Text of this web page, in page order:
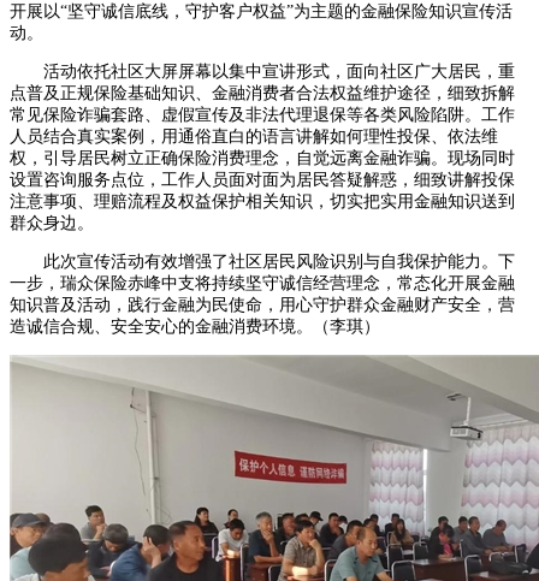
开展以“坚守诚信底线，守护客户权益”为主题的金融保险知识宣传活
动。
活动依托社区大屏屏幕以集中宣讲形式，面向社区广大居民，重
点普及正规保险基础知识、金融消费者合法权益维护途径，细致拆解
常见保险诈骗套路、虚假宣传及非法代理退保等各类风险陷阱。工作
人员结合真实案例，用通俗直白的语言讲解如何理性投保、依法维
权，引导居民树立正确保险消费理念，自觉远离金融诈骗。现场同时
设置咨询服务点位，工作人员面对面为居民答疑解惑，细致讲解投保
注意事项、理赔流程及权益保护相关知识，切实把实用金融知识送到
群众身边。
此次宣传活动有效增强了社区居民风险识别与自我保护能力。下
一步，瑞众保险赤峰中支将持续坚守诚信经营理念，常态化开展金融
知识普及活动，践行金融为民使命，用心守护群众金融财产安全，营
造诚信合规、安全安心的金融消费环境。（李琪）